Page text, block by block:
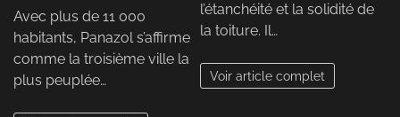
Avec plus de 11 000
habitants, Panazol s’affirme
comme la troisième ville la
plus peuplée…
l’étanchéité et la solidité de
la toiture. Il…
Voir article complet